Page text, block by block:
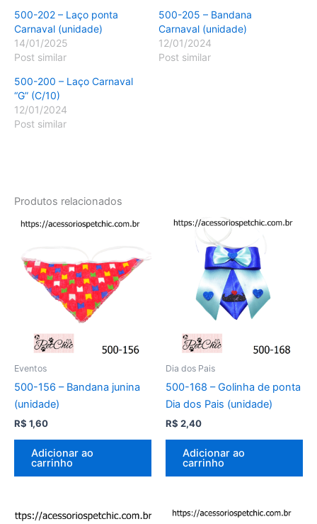
500-202 – Laço ponta
Carnaval (unidade)
14/01/2025
Post similar
500-205 – Bandana
Carnaval (unidade)
12/01/2024
Post similar
500-200 – Laço Carnaval
“G” (C/10)
12/01/2024
Post similar
Produtos relacionados
Eventos
500-156 – Bandana junina
(unidade)
R$ 1,60
Adicionar ao
carrinho
Dia dos Pais
500-168 – Golinha de ponta
Dia dos Pais (unidade)
R$ 2,40
Adicionar ao
carrinho